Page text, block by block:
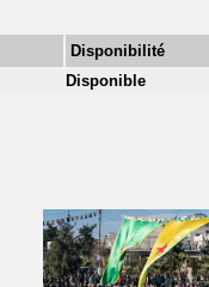
Disponibilité
Disponible